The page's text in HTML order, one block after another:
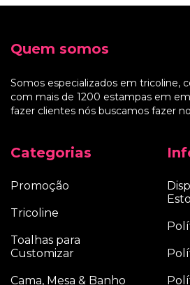
Quem somos
Somos especializados em tricoline,
com mais de 1200 estampas em
fazer clientes nós buscamos fazer
Categorias
Promoção
Tricoline
Toalhas para
Customizar
Cama, Mesa & Banho